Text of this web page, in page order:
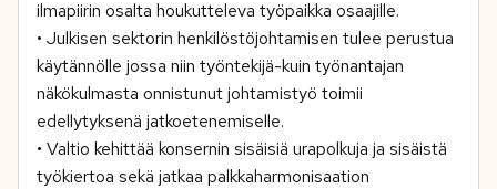
ilmapiirin osalta houkutteleva työpaikka osaajille.
• Julkisen sektorin henkilöstöjohtamisen tulee perustua
käytännölle jossa niin työntekijä-kuin työnantajan
näkökulmasta onnistunut johtamistyö toimii
edellytyksenä jatkoetenemiselle.
• Valtio kehittää konsernin sisäisiä urapolkuja ja sisäistä
työkiertoa sekä jatkaa palkkaharmonisaation